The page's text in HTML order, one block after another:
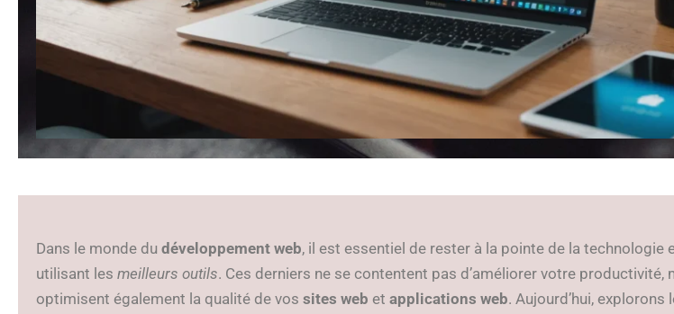
Dans le monde du développement web, il est essentiel de rester à la pointe de la technologie
utilisant les meilleurs outils. Ces derniers ne se contentent pas d’améliorer votre productivité,
optimisent également la qualité de vos sites web et applications web. Aujourd’hui, explorons